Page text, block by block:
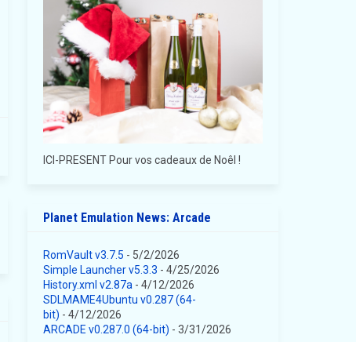
ICI-PRESENT Pour vos cadeaux de Noêl !
Planet Emulation News: Arcade
RomVault v3.7.5 - 5/2/2026
Simple Launcher v5.3.3 - 4/25/2026
History.xml v2.87a - 4/12/2026
SDLMAME4Ubuntu v0.287 (64-
bit) - 4/12/2026
ARCADE v0.287.0 (64-bit) - 3/31/2026